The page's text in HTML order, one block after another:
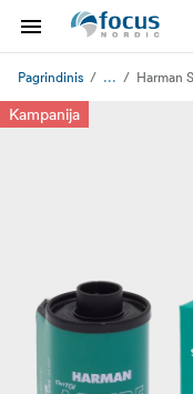
Pagrindinis ... Harman
Kampanija